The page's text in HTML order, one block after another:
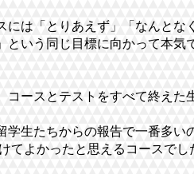
は「とりあえず」「なんとな
いう同じ目標に向かって本気
ースとテストをすべて終えた
生たちからの報告で一番多い
よかったと思えるコースでし